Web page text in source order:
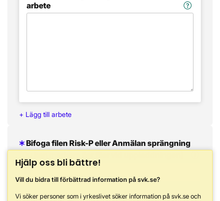
arbete
+ Lägg till arbete
Bifoga filen Risk-P eller Anmälan sprängning
Hjälp oss bli bättre!
Vill du bidra till förbättrad information på svk.se?
Vi söker personer som i yrkeslivet söker information på svk.se och